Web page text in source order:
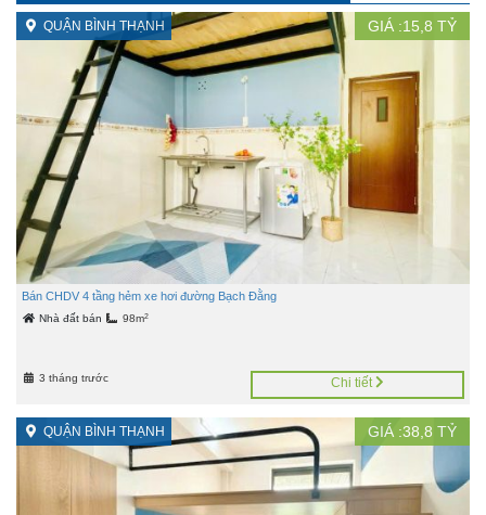
QUẬN BÌNH THẠNH GIÁ :15,8 TỶ
Bán CHDV 4 tầng hẻm xe hơi đường Bạch Đằng
Nhà đất bán 98m2
3 tháng trước Chi tiết
QUẬN BÌNH THẠNH GIÁ :38,8 TỶ